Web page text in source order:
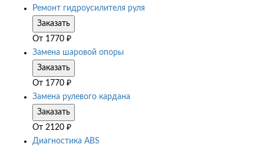
Ремонт гидроусилителя руля
Заказать
От 1770 ₽
Замена шаровой опоры
Заказать
От 1770 ₽
Замена рулевого кардана
Заказать
От 2120 ₽
Диагностика ABS